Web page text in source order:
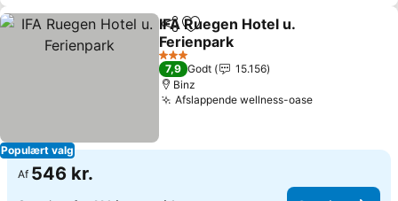
Populært valg
Del Føj til favoritter
IFA Ruegen Hotel u.
Ferienpark
3 Stjerner
7,9 Godt
15.156
Binz
Afslappende wellness-oase
Af 546 kr.